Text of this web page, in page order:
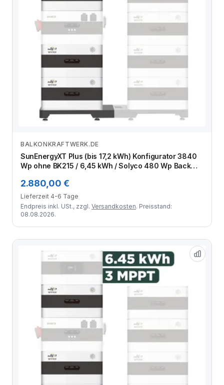
Zum Angebot
BALKONKRAFTWERK.DE
SunEnergyXT Plus (bis 17,2 kWh) Konfigurator 3840
Wp ohne BK215 / 6,45 kWh / Solyco 480 Wp Back
2.880,00 €
Lieferzeit 4-6 Tage
Endpreis inkl. USt., zzgl. Versandkosten. Preisstand:
08.08.2026.